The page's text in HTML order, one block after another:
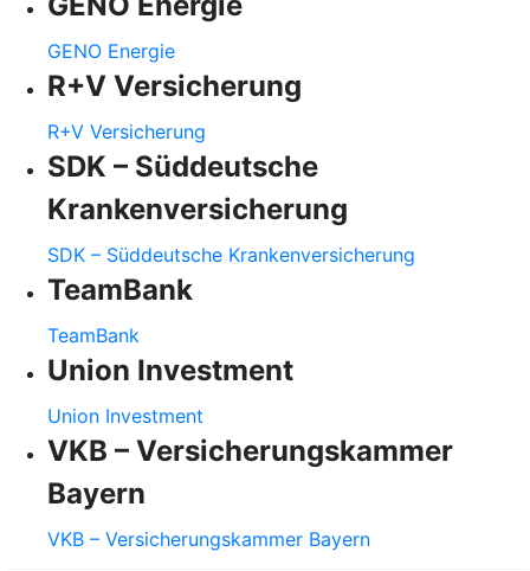
GENO Energie
R+V Versicherung
R+V Versicherung
SDK – Süddeutsche
Krankenversicherung
SDK – Süddeutsche Krankenversicherung
TeamBank
TeamBank
Union Investment
Union Investment
VKB – Versicherungskammer
Bayern
VKB – Versicherungskammer Bayern